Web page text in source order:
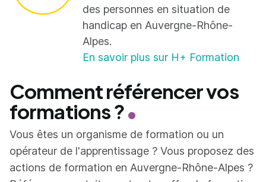
des personnes en situation de
handicap en Auvergne-Rhône-
Alpes.
En savoir plus sur H+ Formation
Comment référencer vos
formations ?
Vous êtes un organisme de formation ou un
opérateur de l'apprentissage ? Vous proposez des
actions de formation en Auvergne-Rhône-Alpes ?